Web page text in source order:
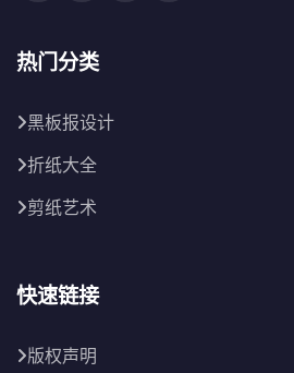
热门分类
黑板报设计
折纸大全
剪纸艺术
快速链接
版权声明